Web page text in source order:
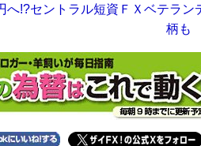
へ!?セントラル短資ＦＸベテラ
柄も